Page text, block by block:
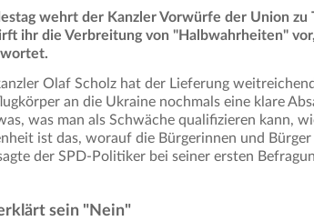
wehrt der Kanzler Vorwürfe der Union
ihr die Verbreitung von "Halbwahrheiten"
Olaf Scholz hat der Lieferung
an die Ukraine nochmals eine klare
was man als Schwäche qualifizieren kann,
ist das, worauf die Bürgerinnen und
der SPD-Politiker bei seiner ersten
sein "Nein"